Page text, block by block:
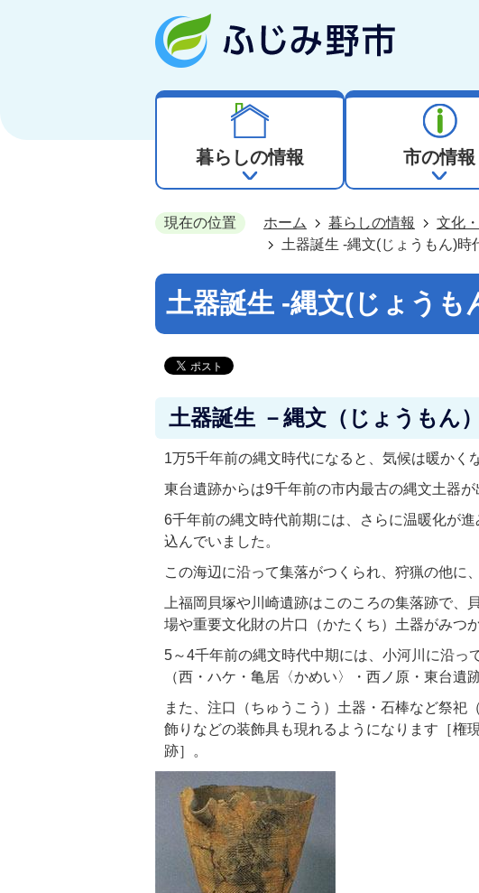
暮らしの情報 市の情報
現在の位置 ホーム 暮らしの情報 文化
土器誕生 -縄文(じょうもん)時
土器誕生 -縄文(じょうも
土器誕生 －縄文（じょうもん
1万5千年前の縄文時代になると、気候は暖かく
東台遺跡からは9千年前の市内最古の縄文土器が
6千年前の縄文時代前期には、さらに温暖化が
込んでいました。
この海辺に沿って集落がつくられ、狩猟の他に
上福岡貝塚や川崎遺跡はこのころの集落跡で
場や重要文化財の片口（かたくち）土器がみつ
5～4千年前の縄文時代中期には、小河川に沿っ
（西・ハケ・亀居〈かめい〉・西ノ原・東台遺
また、注口（ちゅうこう）土器・石棒など祭祀
飾りなどの装飾具も現れるようになります［権
跡］。